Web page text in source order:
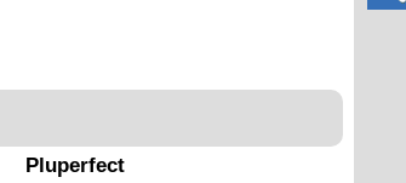
Pluperfect